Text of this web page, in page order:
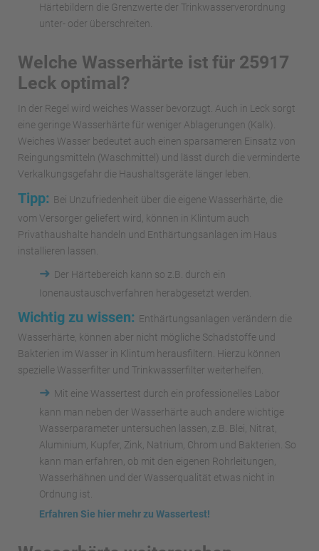
Härtebildern die Grenzwerte der Trinkwasserverordnung
unter- oder überschreiten.
Welche Wasserhärte ist für 25917
Leck optimal?
In der Regel wird weiches Wasser bevorzugt. Auch in Leck sorgt
eine geringe Wasserhärte für weniger Ablagerungen (Kalk).
Weiches Wasser bedeutet auch einen sparsameren Einsatz von
Reingungsmitteln (Waschmittel) und lässt durch die verminderte
Verkalkungsgefahr die Haushaltsgeräte länger leben.
Tipp: Bei Unzufriedenheit über die eigene Wasserhärte, die
vom Versorger geliefert wird, können in Klintum auch
Privathaushalte handeln und Enthärtungsanlagen im Haus
installieren lassen.
➜ Der Härtebereich kann so z.B. durch ein
Ionenaustauschverfahren herabgesetzt werden.
Wichtig zu wissen: Enthärtungsanlagen verändern die
Wasserhärte, können aber nicht mögliche Schadstoffe und
Bakterien im Wasser in Klintum herausfiltern. Hierzu können
spezielle Wasserfilter und Trinkwasserfilter weiterhelfen.
➜ Mit eine Wassertest durch ein professionelles Labor
kann man neben der Wasserhärte auch andere wichtige
Wasserparameter untersuchen lassen, z.B. Blei, Nitrat,
Aluminium, Kupfer, Zink, Natrium, Chrom und Bakterien. So
kann man erfahren, ob mit den eigenen Rohrleitungen,
Wasserhähnen und der Wasserqualität etwas nicht in
Ordnung ist.
Erfahren Sie hier mehr zu Wassertest!